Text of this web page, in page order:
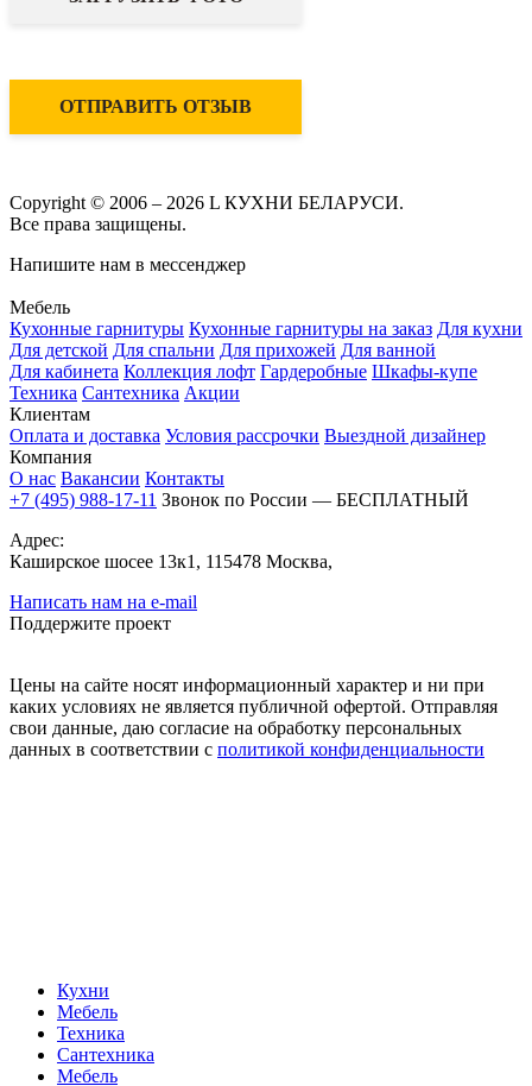
ОТПРАВИТЬ ОТЗЫВ
Copyright © 2006 – 2026 L КУХНИ БЕЛАРУСИ.
Все права защищены.
Напишите нам в мессенджер
Мебель
Кухонные гарнитуры Кухонные гарнитуры на заказ Для кухни
Для детской Для спальни Для прихожей Для ванной
Для кабинета Коллекция лофт Гардеробные Шкафы-купе
Техника Сантехника Акции
Клиентам
Оплата и доставка Условия рассрочки Выездной дизайнер
Компания
О нас Вакансии Контакты
+7 (495) 988-17-11 Звонок по России — БЕСПЛАТНЫЙ
Адрес:
Каширское шосее 13к1, 115478 Москва,
Написать нам на e-mail
Поддержите проект
Цены на сайте носят информационный характер и ни при
каких условиях не является публичной офертой. Отправляя
свои данные, даю согласие на обработку персональных
данных в соответствии с политикой конфиденциальности
Кухни
Мебель
Техника
Сантехника
Мебель